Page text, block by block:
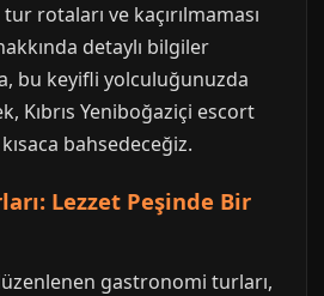
rotaları ve kaçırılmaması
detaylı bilgiler
bu keyifli yolculuğunuzda
Kıbrıs Yeniboğaziçi escort
bahsedeceğiz.
Lezzet Peşinde Bir
gastronomi turları,